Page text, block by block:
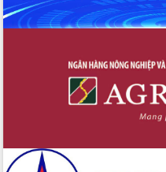
Hội nghị Ban Chấp hành Đảng bộ tỉnh
Đắk Lắk lần thứ 2 (mở rộng)
nhanh tiến độ Tuyến đường bộ ven
Gỡ khó, khởi công xây dựng, sửa chữa
toàn bộ nhà ở cho hộ dân đúng tiến độ
quốc phòng, quân sự địa phương năm